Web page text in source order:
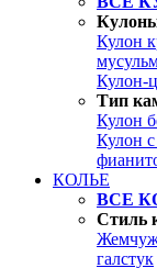
Кулон
Кулон-
Тип
Кулон
Кулон
КОЛЬЕ
ВСЕ
Стиль
галстук